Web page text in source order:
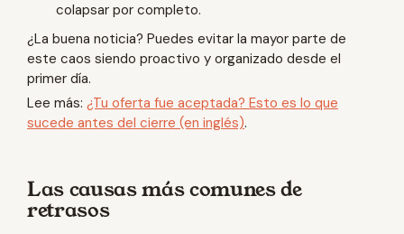
colapsar por completo.
¿La buena noticia? Puedes evitar la mayor parte de
este caos siendo proactivo y organizado desde el
primer día.
Lee más: ¿Tu oferta fue aceptada? Esto es lo que
sucede antes del cierre (en inglés).
Las causas más comunes de
retrasos